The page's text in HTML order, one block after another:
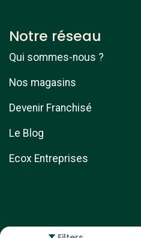
Notre réseau
Qui sommes-nous ?
Nos magasins
Devenir Franchisé
Le Blog
Ecox Entreprises